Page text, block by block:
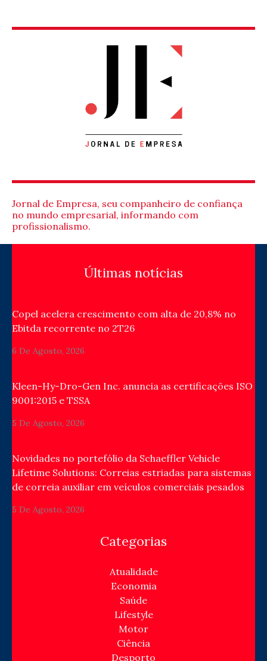
Jornal de Empresa, seu companheiro de confiança
no mundo empresarial, informando com
profissionalismo.
Últimas notícias
Copel acelera crescimento com alta de 20,8% no
Ebitda recorrente no 2T26
6 De Agosto, 2026
Kleen-Hy-Dro-Gen Inc. anuncia as certificações ISO
9001:2015 e TSSA
5 De Agosto, 2026
Novidades no portefólio da Schaeffler Vehicle
Lifetime Solutions: Correias estriadas para sistemas
de correia auxiliar em veículos comerciais pesados
5 De Agosto, 2026
Categorias
Atualidade
Economia
Saúde
Lifestyle
Motor
Ciência
Desporto